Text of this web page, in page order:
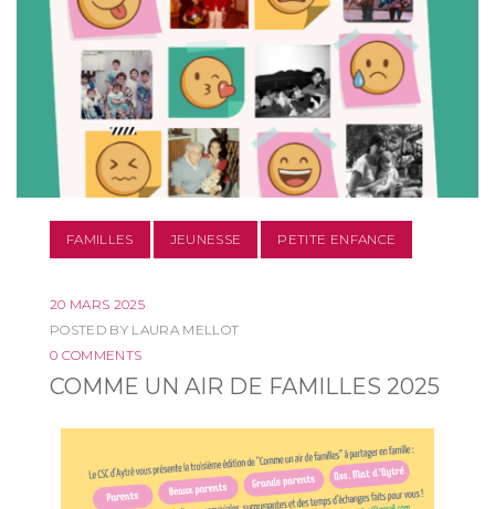
FAMILLES JEUNESSE PETITE ENFANCE
20 MARS 2025
POSTED BY LAURA MELLOT
0 COMMENTS
COMME UN AIR DE FAMILLES 2025